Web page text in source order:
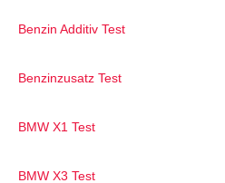
Benzin Additiv Test
Benzinzusatz Test
BMW X1 Test
BMW X3 Test